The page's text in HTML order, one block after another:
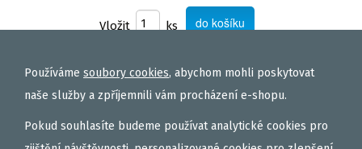
Vložit ks
Používáme soubory cookies, abychom mohli poskytovat
naše služby a zpříjemnili vám procházení e-shopu.
Pokud souhlasíte budeme používat analytické cookies pro